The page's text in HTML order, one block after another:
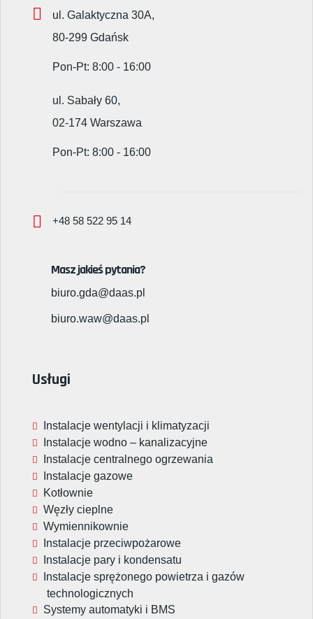
ul. Galaktyczna 30A,
80-299 Gdańsk
Pon-Pt: 8:00 - 16:00
ul. Sabały 60,
02-174 Warszawa
Pon-Pt: 8:00 - 16:00
+48 58 522 95 14
Masz jakieś pytania?
biuro.gda@daas.pl
biuro.waw@daas.pl
Usługi
Instalacje wentylacji i klimatyzacji
Instalacje wodno – kanalizacyjne
Instalacje centralnego ogrzewania
Instalacje gazowe
Kotłownie
Węzły cieplne
Wymiennikownie
Instalacje przeciwpożarowe
Instalacje pary i kondensatu
Instalacje sprężonego powietrza i gazów
technologicznych
Systemy automatyki i BMS